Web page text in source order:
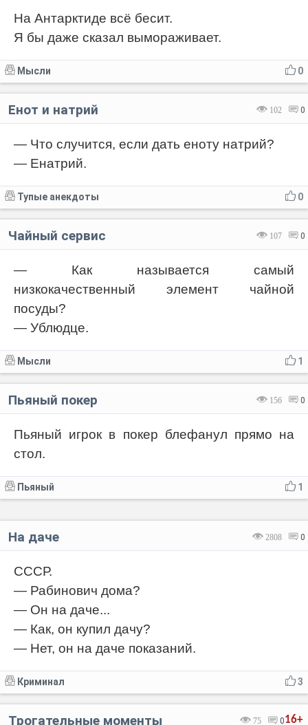
На Антарктиде всё бесит.
Я бы даже сказал вымораживает.
0
Мысли
102 0
Енот и натрий
— Что случится, если дать еноту натрий?
— Енатрий.
0
Тупые анекдоты
107 0
Чайный сервис
— Как называется самый
низкокачественный элемент чайной
посуды?
— Ублюдце.
1
Мысли
156 0
Пьяный покер
Пьяный игрок в покер блефанул прямо на
стол.
1
Пьяный
2808 0
На даче
СССР.
— Рабинович дома?
— Он на даче...
— Как, он купил дачу?
— Нет, он на даче показаний.
3
Криминал
16+
75 0
Трогательные моменты